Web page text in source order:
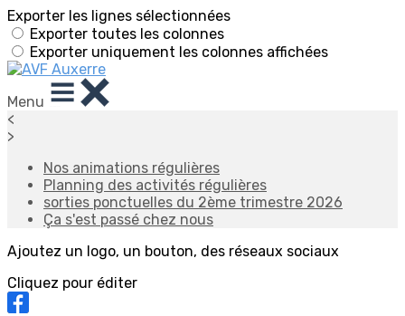
Exporter les lignes sélectionnées
Exporter toutes les colonnes
Exporter uniquement les colonnes affichées
Menu
<
>
Nos animations régulières
Planning des activités régulières
sorties ponctuelles du 2ème trimestre 2026
Ça s'est passé chez nous
Ajoutez un logo, un bouton, des réseaux sociaux
Cliquez pour éditer